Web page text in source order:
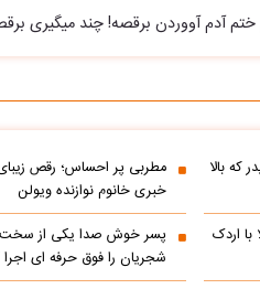
آدم آووردن برقصه! چند میگیری
که بالا
مطربی پر احساس؛ رقص
خبری خانوم نوازنده ویولن
با اردک
پسر خوش صدا یکی از
شجریان را فوق حرفه ای اجرا